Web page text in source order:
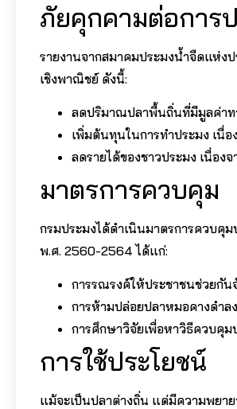
ภัยคุกคามต่อการ
รายงานจากสมาคมประมงน้ำจืดแห่ง
เชิงพาณิชย์ ดังนี้:
ลดปริมาณปลาพื้นถิ่นที่มีมูลค่าท
เพิ่มต้นทุนในการทำประมง เนื่
ลดรายได้ของชาวประมง เนื่อ
มาตรการควบคุม
กรมประมงได้ดำเนินมาตรการควบคุ
พ.ศ. 2560-2564 ได้แก่:
การรณรงค์ให้ประชาชนช่วยกั
การห้ามปล่อยปลาหมอคางดำล
การศึกษาวิจัยเพื่อหาวิธีควบคุม
การใช้ประโยชน์
แม้จะเป็นปลาต่างถิ่น แต่มีความพยาย